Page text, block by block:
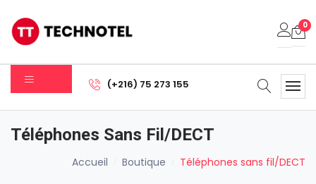
0
Votre panier est vide.
Sous-total: 0.000DT
Voir Le Panier
(+216) 75 273 155
Téléphones Sans Fil/DECT
Accueil Boutique Téléphones sans fil/DECT